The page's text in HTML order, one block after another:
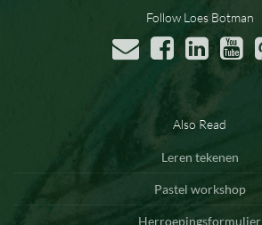
Follow Loes Botman
Also Read
Leren tekenen
Pastel workshop
Herroepingsformulier